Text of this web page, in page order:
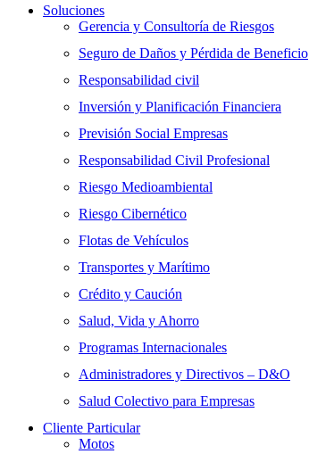
Soluciones
Gerencia y Consultoría de Riesgos
Seguro de Daños y Pérdida de Beneficio
Responsabilidad civil
Inversión y Planificación Financiera
Previsión Social Empresas
Responsabilidad Civil Profesional
Riesgo Medioambiental
Riesgo Cibernético
Flotas de Vehículos
Transportes y Marítimo
Crédito y Caución
Salud, Vida y Ahorro
Programas Internacionales
Administradores y Directivos – D&O
Salud Colectivo para Empresas
Cliente Particular
Motos